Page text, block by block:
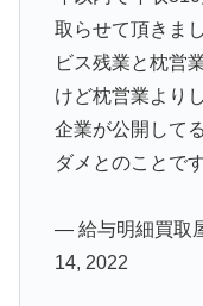
取らせて頂きま
ビス残業と枕営
けど枕営業より
企業が公開して
ダメとのことで
— 給与明細買取
14, 2022